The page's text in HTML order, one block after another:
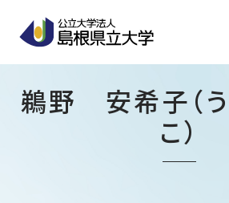
鵜野 安希子（
こ）